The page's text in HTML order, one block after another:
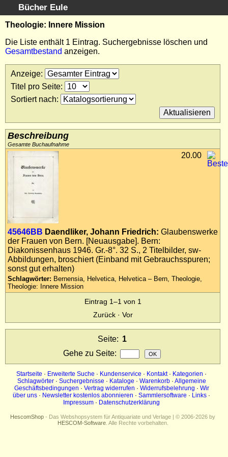
Bücher Eule
Schnellsuche:
Startseite
Erweiterte Suche
Kundenservice
Kontakt
Kategorien
Kataloge
Warenkorb
Allgemeine Geschäftsbedingungen
Widerruf
Wir über uns
Links
Impressum
Datenschutz
Theologie: Innere Mission
Die Liste enthält 1 Eintrag. Suchergebnisse löschen und
Gesamtbestand anzeigen.
Anzeige:
Titel pro Seite:
Sortiert nach:
Beschreibung
Gesamte Buchaufnahme
45646BB Daendliker, Johann Friedrich: Glaubenswerke
der Frauen von Bern. [Neuausgabe]. Bern:
Diakonissenhaus 1946. Gr.-8°. 32 S., 2 Titelbilder, sw-
Abbildungen, broschiert (Einband mit Gebrauchsspuren;
sonst gut erhalten)
Schlagwörter: Bernensia, Helvetica, Helvetica – Bern, Theologie,
Theologie: Innere Mission
20.00
Eintrag 1–1 von 1
Zurück· Vor
Seite: 1
Gehe zu Seite:
Startseite · Erweiterte Suche · Kundenservice · Kontakt· Kategorien ·
Schlagwörter· Suchergebnisse · Kataloge · Warenkorb· Allgemeine
Geschäftsbedingungen · Vertrag widerrufen · Widerrufsbelehrung · Wir
über uns · Newsletter kostenlos abonnieren · Sammlersoftware · Links ·
Impressum · Datenschutzerklärung
HescomShop - Das Webshopsystem für Antiquariate und Verlage | © 2006-2026 by
HESCOM-Software. Alle Rechte vorbehalten.